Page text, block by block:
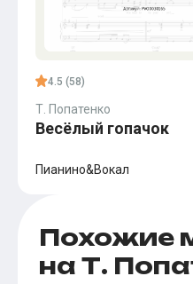
4.5 (58)
Т. Попатенко
Весёлый гопачок
Пианино&Вокал
Похожие
на Т.